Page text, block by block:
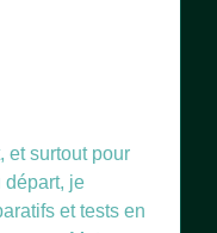
et surtout pour
départ, je
et tests en